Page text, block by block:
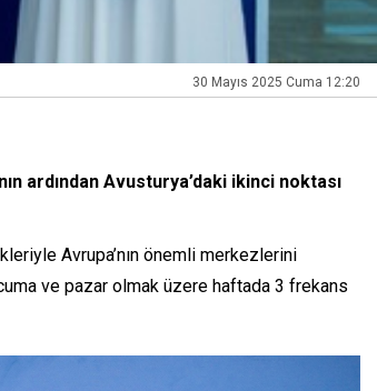
30 Mayıs 2025 Cuma 12:20
ardından Avusturya’daki ikinci noktası
Avrupa’nın önemli merkezlerini
ve pazar olmak üzere haftada 3 frekans